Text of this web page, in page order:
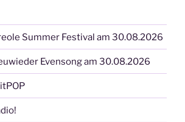
Summer Festival am 30.08.2026
Evensong am 30.08.2026